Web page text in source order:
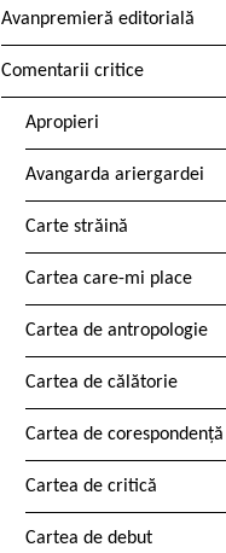
Avanpremieră editorială
Comentarii critice
Apropieri
Avangarda ariergardei
Carte străină
Cartea care-mi place
Cartea de antropologie
Cartea de călătorie
Cartea de corespondență
Cartea de critică
Cartea de debut